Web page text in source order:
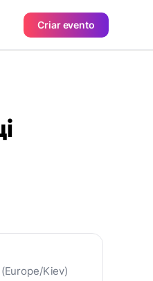
Criar evento
Kiev)